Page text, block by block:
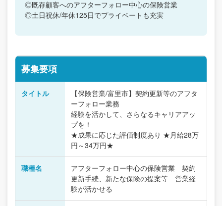
◎既存顧客へのアフターフォロー中心の保険営業
◎土日祝休/年休125日でプライベートも充実
募集要項
タイトル
【保険営業/富里市】契約更新等のアフタ
ーフォロー業務
経験を活かして、さらなるキャリアアッ
プを！
★成果に応じた評価制度あり ★月給28万
円～34万円★
職種名
アフターフォロー中心の保険営業 契約
更新手続、新たな保険の提案等 営業経
験が活かせる